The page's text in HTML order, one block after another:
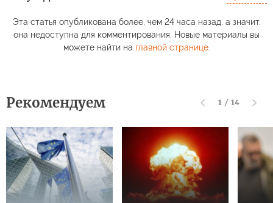
Эта статья опубликована более, чем 24 часа назад, а значит,
она недоступна для комментирования. Новые материалы вы
можете найти на главной странице.
Рекомендуем 1 / 14